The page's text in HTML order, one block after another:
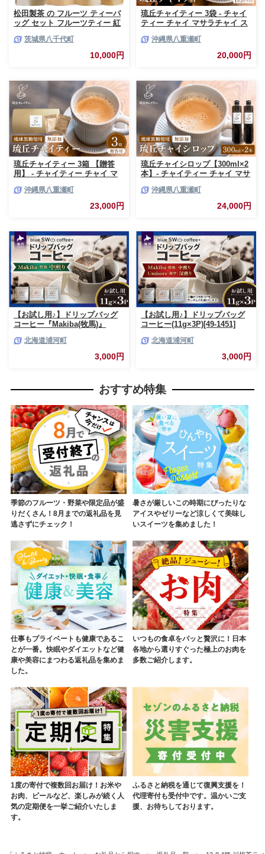
松田製茶 の フルーツ ティーバ
ッグ セット フルーツティー 紅
ラックス 疲労回復 ティー ふる
さと納税 10000円 [AF142ya]
茨城県八千代町
10,000円
琉丘チャイティー 3袋 - チャイ
ティー チャイ マサラチャイ ス
ティーパック お手軽 簡単 人気
おすすめ 無添加 無農薬 黒糖 国
産 自然の恵み 優しい 味わい 沖
沖縄県八重瀬町
20,000円
琉丘チャイティー 3箱 【贈答
用】 - チャイティー チャイ マ
だわり チャイ ティーパック お
手軽 簡単 人気 おすすめ 無添加
無農薬 黒糖 国産 自然の恵み 優
【価格改定】
沖縄県八重瀬町
23,000円
琉丘チャイシロップ【300ml×2
本】- チャイティー チャイ マサ
わり チャイ シロップ お手軽 簡
単 人気 おすすめ 無添加 無農薬
黒糖 国産 自然の恵み 優しい 味
定】
沖縄県八重瀬町
24,000円
【お試し用♪】ドリップバッグ
コーヒー『Makiba(牧馬)』
北海道浦河町
3,000円
【お試し用♪】ドリップバッグ
コーヒー(11g×3P)[49-1451]
北海道浦河町
3,000円
おすすめ特集
季節のフルーツ・野菜や限定品が盛
りだくさん！8月までの返礼品を見
逃さずにチェック！
暑さが厳しいこの時期にぴったりな
アイスやゼリーなど涼しくて美味し
いスイーツを集めました！
仕事もプライベートも健康であるこ
とが一番。快眠やダイエットなど健
康や美容にまつわる返礼品を集めま
した。
いつもの食卓をパッと贅沢に！日本
各地から選りすぐった極上のお肉を
多数ご紹介します。
1度の寄付で複数回お届け！お米や
お肉、ビールなど、楽しみが続く人
気の定期便を一挙ご紹介いたしま
す。
ふるさと納税を通じて復興支援を！
代理寄付も受付中です。温かいご支
援、お待ちしております。